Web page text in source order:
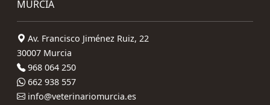
MURCIA
Av. Francisco Jiménez Ruiz, 22
30007 Murcia
968 064 250
662 938 557
info@veterinariomurcia.es